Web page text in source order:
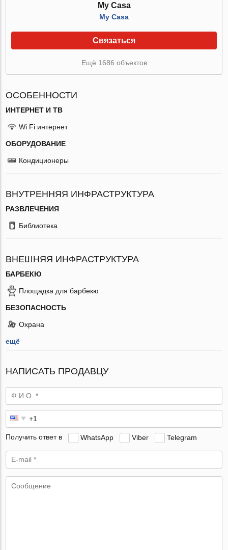
My Casa
My Casa
Связаться
Ещё 1686 объектов
ОСОБЕННОСТИ
ИНТЕРНЕТ И ТВ
Wi Fi интернет
ОБОРУДОВАНИЕ
Кондиционеры
ВНУТРЕННЯЯ ИНФРАСТРУКТУРА
РАЗВЛЕЧЕНИЯ
Библиотека
ВНЕШНЯЯ ИНФРАСТРУКТУРА
БАРБЕКЮ
Площадка для барбекю
БЕЗОПАСНОСТЬ
Охрана
ещё
НАПИСАТЬ ПРОДАВЦУ
Получить ответ в WhatsApp Viber Telegram